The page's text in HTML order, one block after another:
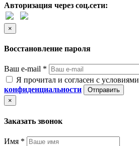
Авторизация через соц.сети:
×
Восстановление пароля
Ваш e-mail *
Я прочитал и согласен с условиями
конфиденциальности
Отправить
×
Заказать звонок
Имя *